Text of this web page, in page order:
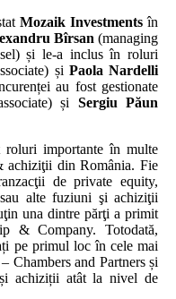
Mozaik Investmentsîn
Bîrsan (managing
și le-a inclus în roluri
și Paola Nardelli
au fost gestionate
și Sergiu Păun
importante în multe
achiziţii din România. Fie
de private equity,
alte fuziuni şi achiziţii
una dintre părţi a primit
& Company. Totodată,
pe primul loc în cele mai
Chambers and Partners și
achiziții atât la nivel de